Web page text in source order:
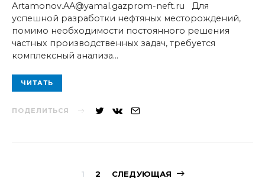
Artamonov.AA@yamal.gazprom-neft.ru Для
успешной разработки нефтяных месторождений,
помимо необходимости постоянного решения
частных производственных задач, требуется
комплексный анализа…
ЧИТАТЬ
ПОДЕЛИТЬСЯ
Навигация
1 2 СЛЕДУЮЩАЯ